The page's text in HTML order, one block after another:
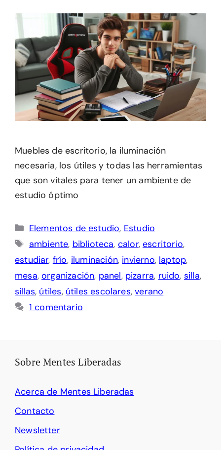
Muebles de escritorio, la iluminación
necesaria, los útiles y todas las herramientas
que son vitales para tener un ambiente de
estudio óptimo
Categorías
Elementos de estudio, Estudio
Etiquetas
ambiente, biblioteca, calor,escritorio,
estudiar, frío, iluminación, invierno, laptop,
mesa,organización, panel, pizarra, ruido, silla,
sillas, útiles, útiles escolares,verano
1 comentario
Sobre Mentes Liberadas
Acerca de Mentes Liberadas
Contacto
Newsletter